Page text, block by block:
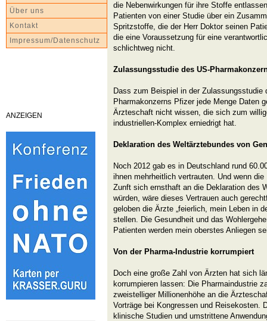
Über uns
Kontakt
Impressum/Datenschutz
ANZEIGEN
die Nebenwirkungen für ihre Stoffe
Patienten von einer Studie über ein
Spritzstoffe, die der Herr Doktor seinen
die eine Voraussetzung für eine
schlichtweg nicht.
Zulassungsstudie des US-
Dass zum Beispiel in der
Pharmakonzerns Pfizer jede Menge Daten
Ärzteschaft nicht wissen, die sich zum
industriellen-Komplex erniedrigt hat.
Deklaration des Weltärztebundes von
Noch 2012 gab es in Deutschland rund
ihnen mehrheitlich vertrauten. Und wenn
Zunft sich ernsthaft an die Deklaration des
würden, wäre dieses Vertrauen auch
geloben die Ärzte „feierlich, mein Leben in
stellen. Die Gesundheit und das
Patienten werden mein oberstes Anliegen
Von der Pharma-Industrie korrumpiert
Doch eine große Zahl von Ärzten hat sich
korrumpieren lassen: Die Pharmaindustrie
zweistelliger Millionenhöhe an die
Vorträge bei Kongressen und Reisekosten.
klinische Studien und umstrittene